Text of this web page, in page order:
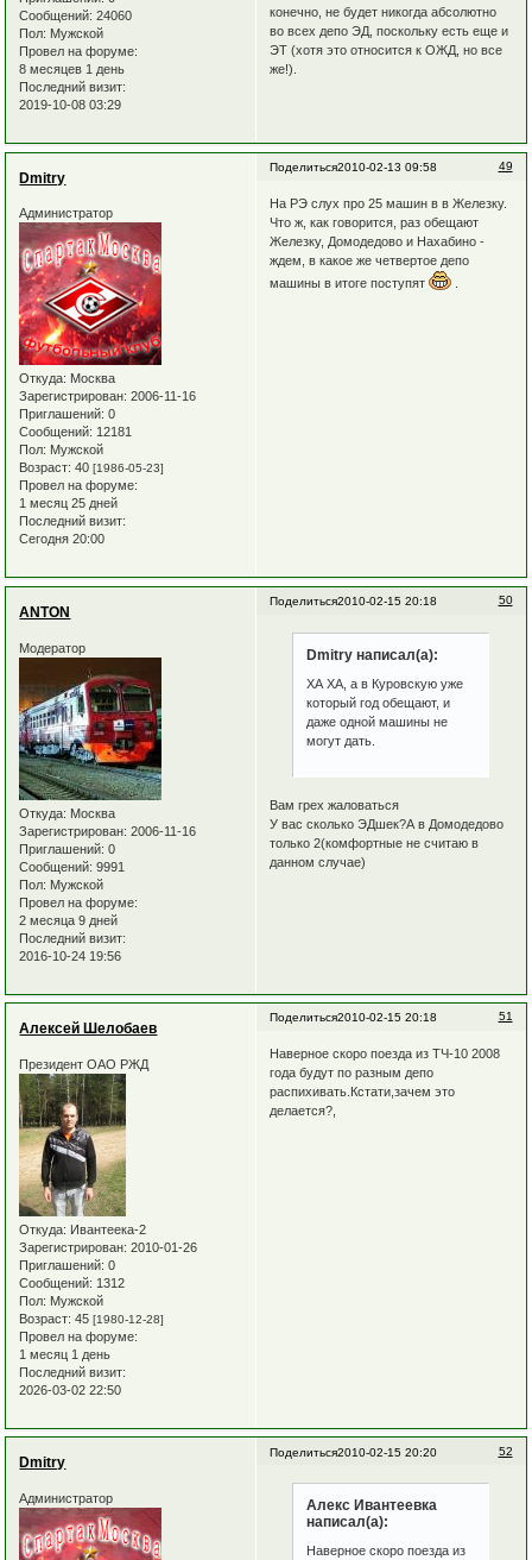
Сообщений: 24060
Пол: Мужской
Провел на форуме:
8 месяцев 1 день
Последний визит:
2019-10-08 03:29
конечно, не будет никогда абсолютно
во всех депо ЭД, поскольку есть еще и
ЭТ (хотя это относится к ОЖД, но все
же!).
Поделиться 49
2010-02-13 09:58
Dmitry
Администратор
Откуда: Москва
Зарегистрирован: 2006-11-16
Приглашений: 0
Сообщений: 12181
Пол: Мужской
Возраст: 40[1986-05-23]
Провел на форуме:
1 месяц 25 дней
Последний визит:
Сегодня 20:00
На РЭ слух про 25 машин в в Железку.
Что ж, как говорится, раз обещают
Железку, Домодедово и Нахабино -
ждем, в какое же четвертое депо
машины в итоге поступят
.
Поделиться 50
2010-02-15 20:18
ANTON
Модератор
Откуда: Москва
Зарегистрирован: 2006-11-16
Приглашений: 0
Сообщений: 9991
Пол: Мужской
Провел на форуме:
2 месяца 9 дней
Последний визит:
2016-10-24 19:56
Dmitry написал(а):
ХА ХА, а в Куровскую уже
который год обещают, и
даже одной машины не
могут дать.
Вам грех жаловаться
У вас сколько ЭДшек?А в Домодедово
только 2(комфортные не считаю в
данном случае)
Поделиться 51
2010-02-15 20:18
Алексей Шелобаев
Президент ОАО РЖД
Откуда: Ивантеека-2
Зарегистрирован: 2010-01-26
Приглашений: 0
Сообщений: 1312
Пол: Мужской
Возраст: 45[1980-12-28]
Провел на форуме:
1 месяц 1 день
Последний визит:
2026-03-02 22:50
Наверное скоро поезда из ТЧ-10 2008
года будут по разным депо
распихивать.Кстати,зачем это
делается?,
Поделиться 52
2010-02-15 20:20
Dmitry
Администратор
Алекс Ивантеевка
написал(а):
Наверное скоро поезда из